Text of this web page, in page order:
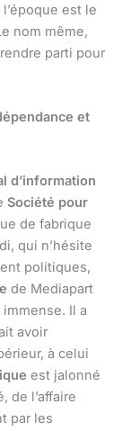
est le
nom même,
parti pour
et
d’information
Société pour
de fabrique
qui n’hésite
politiques,
de Mediapart
Il a
avoir
à celui
est jalonné
de l’affaire
par les